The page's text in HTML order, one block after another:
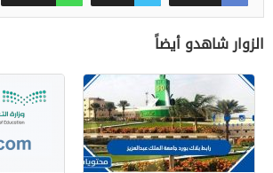
الزوار شاهدو أيضاً